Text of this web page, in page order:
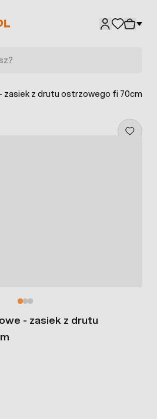
zasiek z drutu ostrzowego fi 70cm
- zasiek z drutu